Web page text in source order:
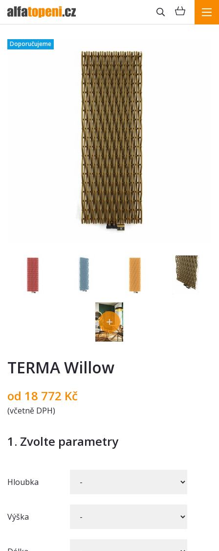
Doporučujeme
TERMA Willow
od 18 772 Kč
(včetně DPH)
1. Zvolte parametry
Hloubka
Výška